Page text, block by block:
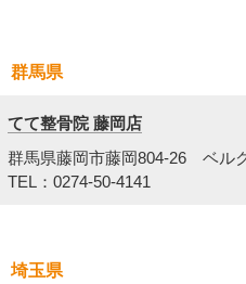
群馬県
てて整骨院 藤岡店
群馬県藤岡市藤岡804-26 ベル
TEL：0274-50-4141
埼玉県